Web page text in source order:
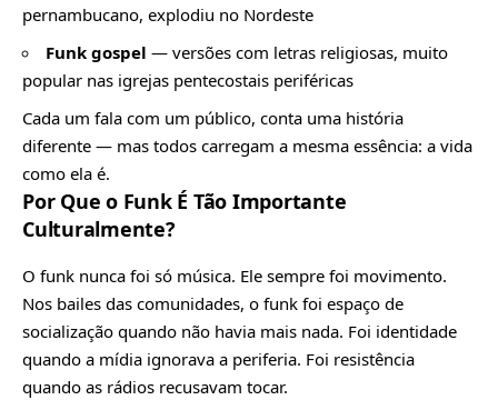
pernambucano, explodiu no Nordeste
Funk gospel — versões com letras religiosas, muito
popular nas igrejas pentecostais periféricas
Cada um fala com um público, conta uma história
diferente — mas todos carregam a mesma essência: a vida
como ela é.
Por Que o Funk É Tão Importante
Culturalmente?
O funk nunca foi só música. Ele sempre foi movimento.
Nos bailes das comunidades, o funk foi espaço de
socialização quando não havia mais nada. Foi identidade
quando a mídia ignorava a periferia. Foi resistência
quando as rádios recusavam tocar.